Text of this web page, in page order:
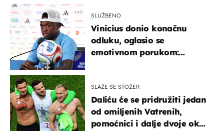
SLUŽBENO
Vinicius donio konačnu
odluku, oglasio se
emotivnom porukom:
SLAŽE SE STOŽER
Daliću će se pridružiti jedan
od omiljenih Vatrenih,
pomoćnici i dalje dvoje oko